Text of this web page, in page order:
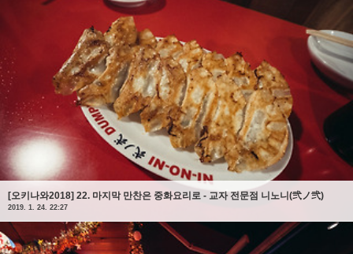
[오키나와2018] 22. 마지막 만찬은 중화요리로 - 교자 전문점 니노니(弐ノ弐)
2019. 1. 24. 22:27